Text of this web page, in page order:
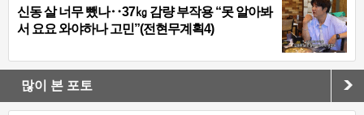
신동 살 너무 뺐나‥37㎏ 감량 부작용 “못 알아봐
서 요요 와야하나 고민”(전현무계획4)
많이 본 포토